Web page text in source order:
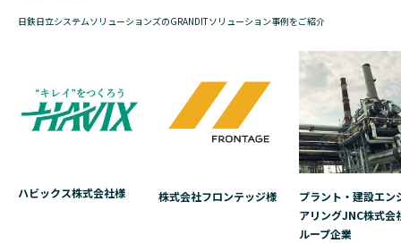
日鉄日立システムソリューションズのGRANDITソリューション事例をご紹介
ハビックス株式会社様 株式会社フロンテッジ様
プラント・建設エン
アリングJNC株式会
ループ企業